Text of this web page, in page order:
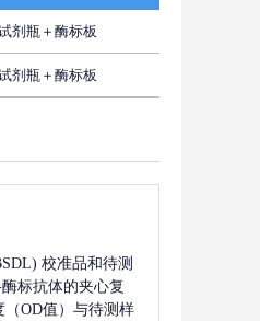
剂瓶＋酶标板
剂瓶＋酶标板
校准品和待测
标抗体的夹心复
OD值）与待测样